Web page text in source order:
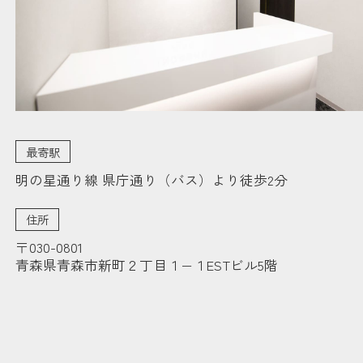
最寄駅
明の星通り線 県庁通り（バス）より徒歩2分
住所
〒030-0801
青森県青森市新町２丁目１−１ESTビル5階